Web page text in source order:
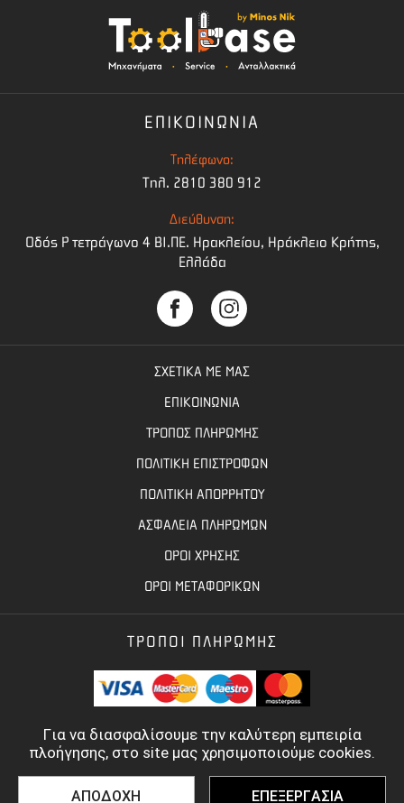
Για να διασφαλίσουμε την καλύτερη εμπειρία
πλοήγησης, στο site μας χρησιμοποιούμε cookies.
ΑΠΟΔΟΧΗ ΕΠΕΞΕΡΓΑΣΙΑ
ΕΠΙΚΟΙΝΩΝΙΑ
Τηλέφωνο:
Τηλ. 2810 380 912
Διεύθυνση:
Οδός Ρ τετράγωνο 4 BI.ΠΕ. Ηρακλείου, Ηράκλειο Κρήτης,
Ελλάδα
ΣΧΕΤΙΚΑ ΜΕ ΜΑΣ
ΕΠΙΚΟΙΝΩΝΙΑ
ΤΡΟΠΟΣ ΠΛΗΡΩΜΗΣ
ΠΟΛΙΤΙΚΗ ΕΠΙΣΤΡΟΦΩΝ
ΠΟΛΙΤΙΚΗ ΑΠΟΡΡΗΤΟΥ
ΑΣΦΑΛΕΙΑ ΠΛΗΡΩΜΩΝ
ΟΡΟΙ ΧΡΗΣΗΣ
ΟΡΟΙ ΜΕΤΑΦΟΡΙΚΩΝ
ΤΡΟΠΟΙ ΠΛΗΡΩΜΗΣ
© 2022 - 2026 - ALL RIGHTS RESERVED